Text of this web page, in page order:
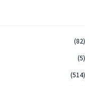
(82)
(5)
(514)